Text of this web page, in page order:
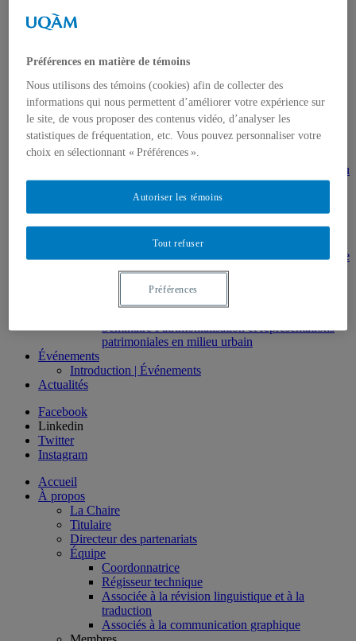
Histoire de l’art
gestion en patrimoine
Direction de thèses et de mémoires
Stages
Archives
MDT8001 – Épistémologie des études
touristiques
MDT8101 – Culture et tourisme
MSL9005 – La patrimonialisation
EUR7102 – Dimensions sociales et culturelles du
tourisme
EUR8216 – Méthodes d’analyse du cadre bâti
EUR8460 – Patrimoine et requalification des
espaces urbains
EUR8511 – Patrimoine et développement local
EUT1065 – Gestion et valorisation du patrimoine
urbain
Séminaire d’exploration en études urbaines –
Séminaire Patrimonialisation et représentations
patrimoniales en milieu urbain
Événements
Introduction | Événements
Actualités
Facebook
Linkedin
Twitter
Instagram
Accueil
À propos
La Chaire
Titulaire
Directeur des partenariats
Équipe
Coordonnatrice
Régisseur technique
Associée à la révision linguistique et à la
traduction
Associés à la communication graphique
Préférences en matière de témoins
Nous utilisons des témoins (cookies) afin de collecter des
informations qui nous permettent d’améliorer votre expérience sur
le site, de vous proposer des contenus vidéo, d’analyser les
statistiques de fréquentation, etc. Vous pouvez personnaliser votre
choix en sélectionnant « Préférences ».
Tout refuser
Autoriser les témoins
Préférences